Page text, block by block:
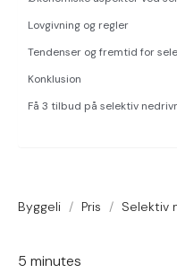
Byggeli / Pris / Selektiv
5 minutes
Lovgivning og regler
Tendenser og fremtid for
Konklusion
Få 3 tilbud på selektiv